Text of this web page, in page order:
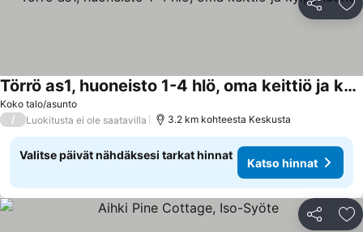
Jaa
Koko talo/asunto
Törrö as1, huoneisto 1-4 hlö, oma keittiö ja kylpyhuone
Katso hinnat
/ Luokitusta ei ole saatavilla 3.2 km kohteesta Keskusta
Valitse päivät nähdäksesi tarkat hinnat
Katso hinnat
Jaa